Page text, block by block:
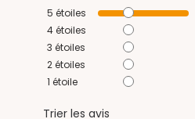
5 étoiles
4étoiles
3 étoiles
2étoiles
1 étoile
Trier les avis